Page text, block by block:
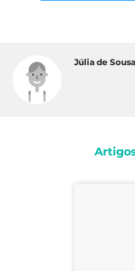
Júlia de Sousa